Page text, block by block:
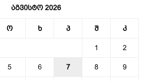
აგვისტო 2026
ო ხ პ შ კ
1 2
5 6 7 8 9